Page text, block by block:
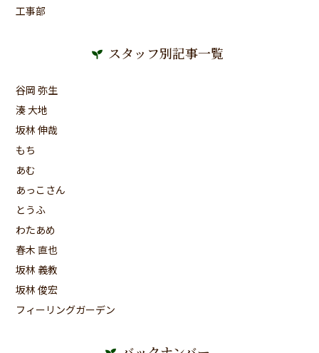
工事部
スタッフ別記事一覧
谷岡 弥生
湊 大地
坂林 伸哉
もち
あむ
あっこさん
とうふ
わたあめ
春木 直也
坂林 義教
坂林 俊宏
フィーリングガーデン